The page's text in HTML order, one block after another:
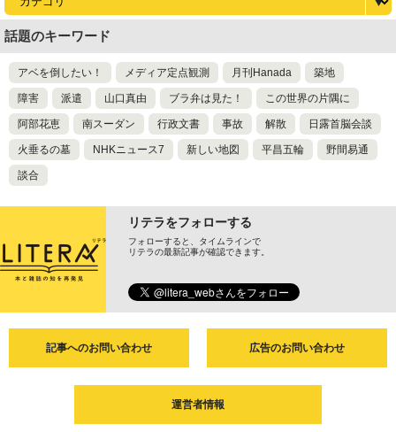
話題のキーワード
アベを倒したい！ メディア定点観測 月刊Hanada 築地
障害 派遣 山口真由 ブラ弁は見た！ この世界の片隅に
阿部花恵 南スーダン 行政文書 事故 解散 日露首脳会談
火垂るの墓 NHKニュース7 新しい地図 平昌五輪 野間易通
談合
リテラをフォローする
フォローすると、タイムラインで
リテラの最新記事が確認できます。
記事へのお問い合わせ 広告のお問い合わせ
運営者情報